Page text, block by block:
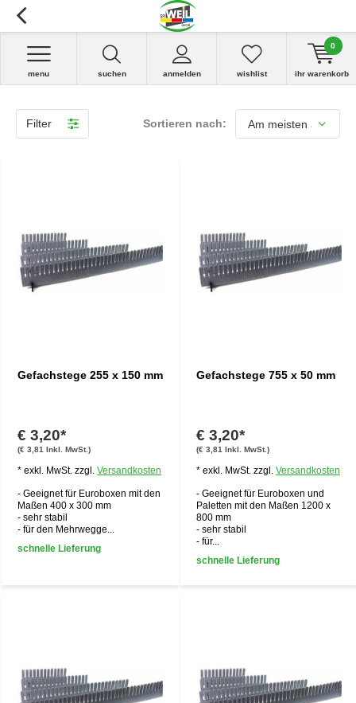
suchen anmelden
menu wishlist ihr warenkorb
0
Filter Sortieren nach:
Gefachstege 255 x 150 mm
€ 3,20*
(€ 3,81 Inkl. MwSt.)
* exkl. MwSt. zzgl. Versandkosten
- Geeignet für Euroboxen mit den
Maßen 400 x 300 mm
- sehr stabil
- für den Mehrwegge...
schnelle Lieferung
Gefachstege 755 x 50 mm
€ 3,20*
(€ 3,81 Inkl. MwSt.)
* exkl. MwSt. zzgl. Versandkosten
- Geeignet für Euroboxen und
Paletten mit den Maßen 1200 x
800 mm
- sehr stabil
- für...
schnelle Lieferung